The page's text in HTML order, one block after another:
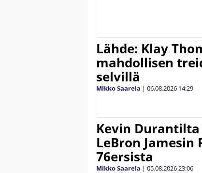
Lähde: Klay
mahdollisen
selvillä
Mikko Saarela | 06.08.2026 14:29
Kevin
LeBron Jamesin
76ersista
Mikko Saarela | 05.08.202623:06